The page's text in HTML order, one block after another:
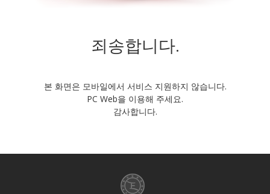
죄송합니다.
본 화면은 모바일에서 서비스 지원하지 않습니다.
PC Web을 이용해 주세요.
감사합니다.